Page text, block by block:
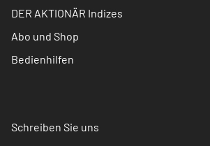
DER AKTIONÄR Indizes
Abo und Shop
Bedienhilfen
Schreiben Sie uns